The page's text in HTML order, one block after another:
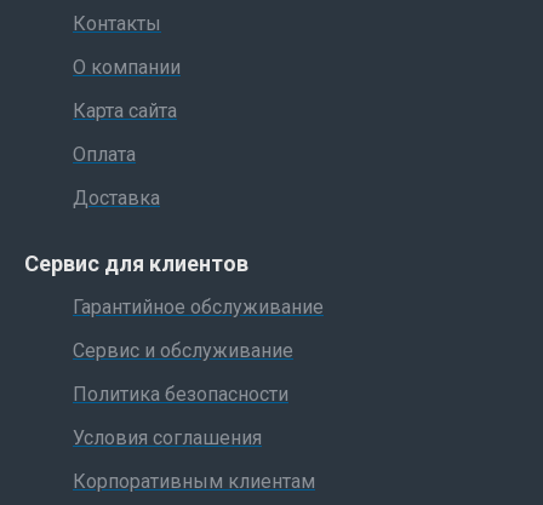
Контакты
О компании
Карта сайта
Оплата
Доставка
Сервис для клиентов
Гарантийное обслуживание
Сервис и обслуживание
Политика безопасности
Условия соглашения
Корпоративным клиентам